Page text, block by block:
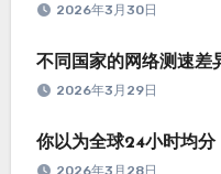
2026年3月30日
不同国家的网络测速差
2026年3月29日
你以为全球24小时均